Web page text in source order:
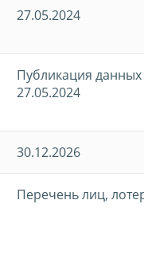
27.05.2024
Публикация
27.05.2024
30.12.2026
Перечень лиц,